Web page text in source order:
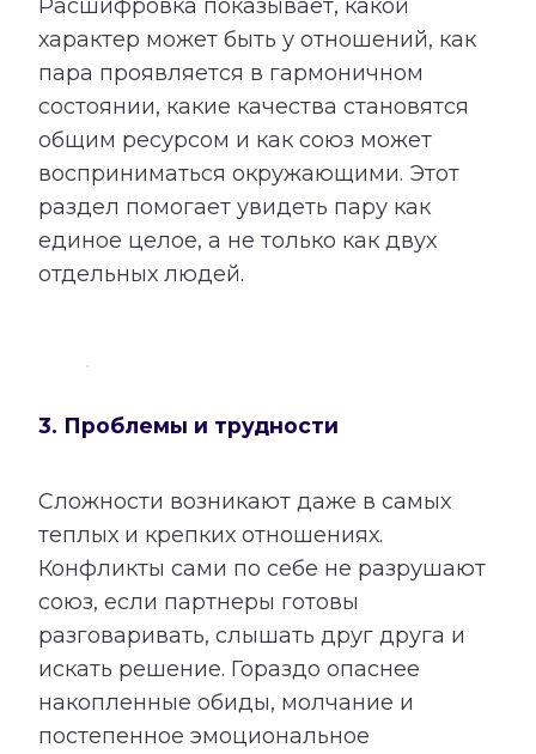
Расшифровка показывает, какой
характер может быть у отношений, как
пара проявляется в гармоничном
состоянии, какие качества становятся
общим ресурсом и как союз может
восприниматься окружающими. Этот
раздел помогает увидеть пару как
единое целое, а не только как двух
отдельных людей.
3. Проблемы и трудности
Сложности возникают даже в самых
теплых и крепких отношениях.
Конфликты сами по себе не разрушают
союз, если партнеры готовы
разговаривать, слышать друг друга и
искать решение. Гораздо опаснее
накопленные обиды, молчание и
постепенное эмоциональное